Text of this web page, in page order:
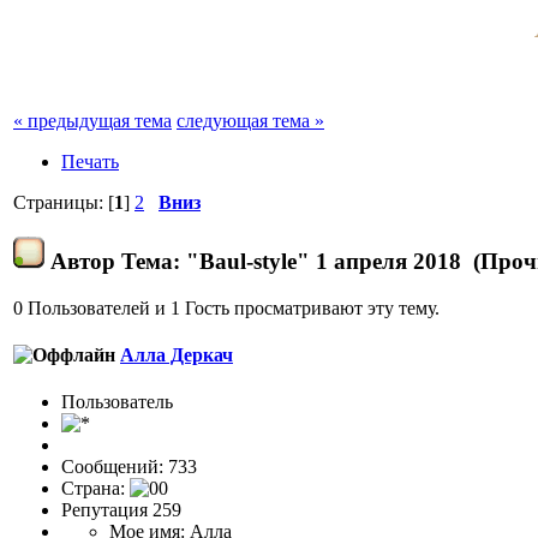
« предыдущая тема следующая тема »
Печать
Страницы: [1] 2 Вниз
Автор Тема: "Baul-style" 1 апреля 2018
0 Пользователей и 1 Гость просматривают эту тему.
Алла Деркач
Пользовaтeль
Сообщений: 733
Страна:
Репутация 259
Мое имя: Алла